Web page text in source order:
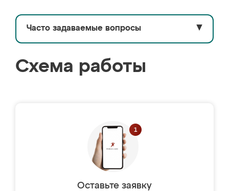
Часто задаваемые вопросы ▼
Схема работы
Оставьте заявку